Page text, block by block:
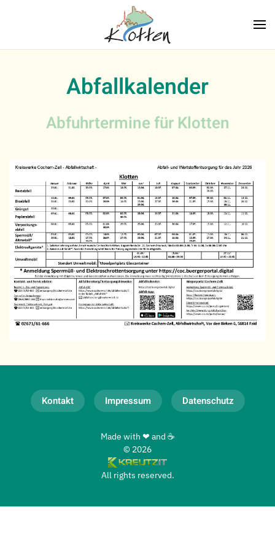
Zum Hauptinhalt springen
Abfallkalender
Abfuhrtermine für Klotten
Kontakt Impressum Datenschutz
Made with ❤ and ☕
© 2026
All rights reserved.